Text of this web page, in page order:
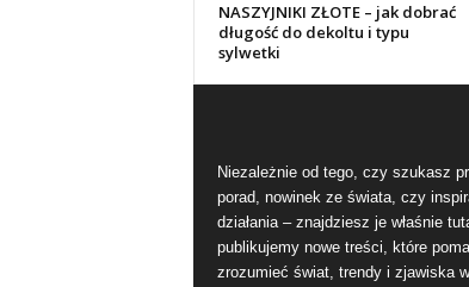
NASZYJNIKI ZŁOTE – jak dobrać
długość do dekoltu i typu
sylwetki
Niezależnie od tego, czy szukasz
porad, nowinek ze świata, czy
działania – znajdziesz je właśnie
publikujemy nowe treści, które
zrozumieć świat, trendy i zjawiska